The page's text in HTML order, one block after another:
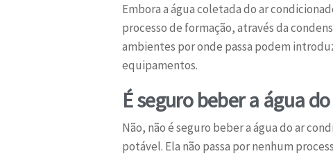
Embora a água coletada do ar
processo de formação, através da
ambientes por onde passa podem
equipamentos.
É seguro beber a água
Não, não é seguro beber a água do ar
potável. Ela não passa por nenhum